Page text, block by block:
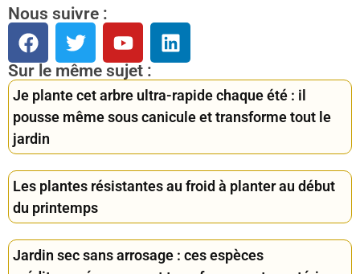
Nous suivre :
Sur le même sujet :
Je plante cet arbre ultra-rapide chaque été : il
pousse même sous canicule et transforme tout le
jardin
Les plantes résistantes au froid à planter au début
du printemps
Jardin sec sans arrosage : ces espèces